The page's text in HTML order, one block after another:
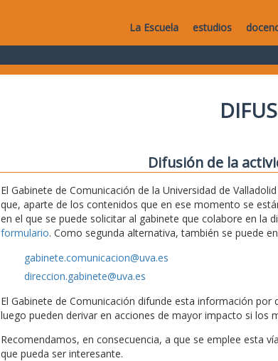
La Escuela estudios
Difusión de la
El Gabinete de Comunicación de la Universidad de
que, aparte de los contenidos que en ese momento se
en el que se puede solicitar al gabinete que colabore en la
formulario. Como segunda alternativa, también se puede
gabinete.comunicacion@uva.es
direccion.gabinete@uva.es
El Gabinete de Comunicación difunde esta información por
luego pueden derivar en acciones de mayor impacto si los
Recomendamos, en consecuencia, a que se emplee esta
que pueda ser interesante.